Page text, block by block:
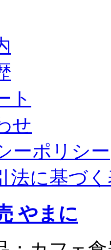
ト
せ
ーポリシー
法に基づ
やまに